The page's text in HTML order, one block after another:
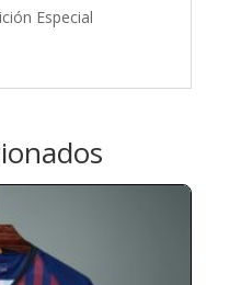
Especial